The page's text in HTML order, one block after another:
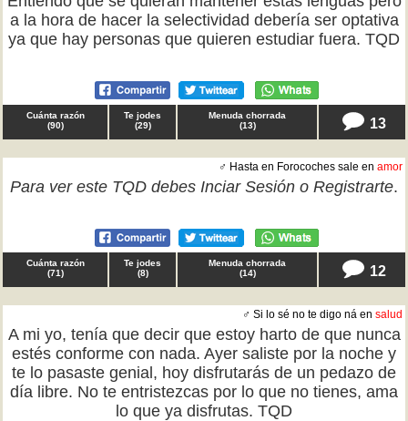
a la hora de hacer la selectividad debería ser optativa
ya que hay personas que quieren estudiar fuera. TQD
Cuánta razón
(90)
Te jodes
(29)
Menuda chorrada
(13) 13
♂ Hasta en Forocoches sale en amor
Para ver este TQD debes Inciar Sesión o Registrarte.
Cuánta razón
(71)
Te jodes
(8)
Menuda chorrada
(14) 12
♂ Si lo sé no te digo ná en salud
A mi yo, tenía que decir que estoy harto de que nunca
estés conforme con nada. Ayer saliste por la noche y
te lo pasaste genial, hoy disfrutarás de un pedazo de
día libre. No te entristezcas por lo que no tienes, ama
lo que ya disfrutas. TQD